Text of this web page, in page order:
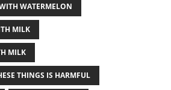
WATERMELON
MILK
MILK
THINGS IS HARMFUL